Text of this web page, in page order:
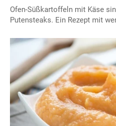
Ofen-Süßkartoffeln mit Käse
Putensteaks. Ein Rezept mit